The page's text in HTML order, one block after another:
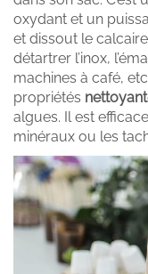
oxydant et un
et dissout le
détartrer l’inox,
machines à café,
propriétés
algues. Il est
minéraux ou les